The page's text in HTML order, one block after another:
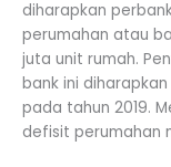
diharapkan
perumahan atau
juta unit rumah.
bank ini
pada tahun 2019.
defisit perumahan